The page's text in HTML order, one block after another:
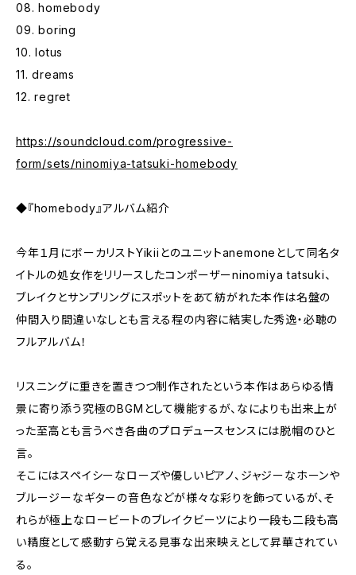
08. homebody
09. boring
10. lotus
11. dreams
12. regret
https://soundcloud.com/progressive-
form/sets/ninomiya-tatsuki-homebody
◆『homebody』アルバム紹介
今年１月にボーカリストYikiiとのユニットanemoneとして同名タ
イトルの処女作をリリースしたコンポーザーninomiya tatsuki、
ブレイクとサンプリングにスポットをあて紡がれた本作は名盤の
仲間入り間違いなしとも言える程の内容に結実した秀逸・必聴の
フルアルバム！
リスニングに重きを置きつつ制作されたという本作はあらゆる情
景に寄り添う究極のBGMとして機能するが、なによりも出来上が
った至高とも言うべき各曲のプロデュースセンスには脱帽のひと
言。
そこにはスペイシーなローズや優しいピアノ、ジャジーなホーンや
ブルージーなギターの音色などが様々な彩りを飾っているが、そ
れらが極上なロービートのブレイクビーツにより一段も二段も高
い精度として感動すら覚える見事な出来映えとして昇華されてい
る。